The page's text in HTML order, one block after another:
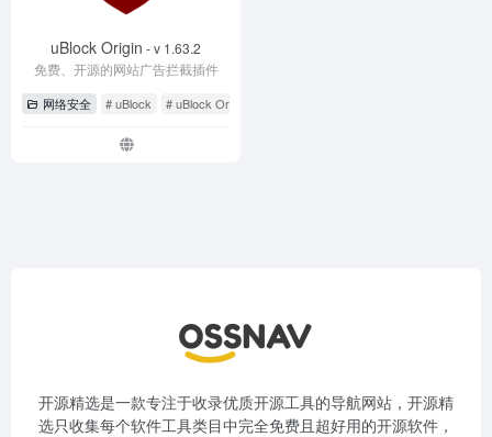
uBlock Origin - v 1.63.2
免费、开源的网站广告拦截插件
网络安全 # uBlock # uBlock Origin
开源精选是一款专注于收录优质开源工具的导航网站，开源精
选只收集每个软件工具类目中完全免费且超好用的开源软件，